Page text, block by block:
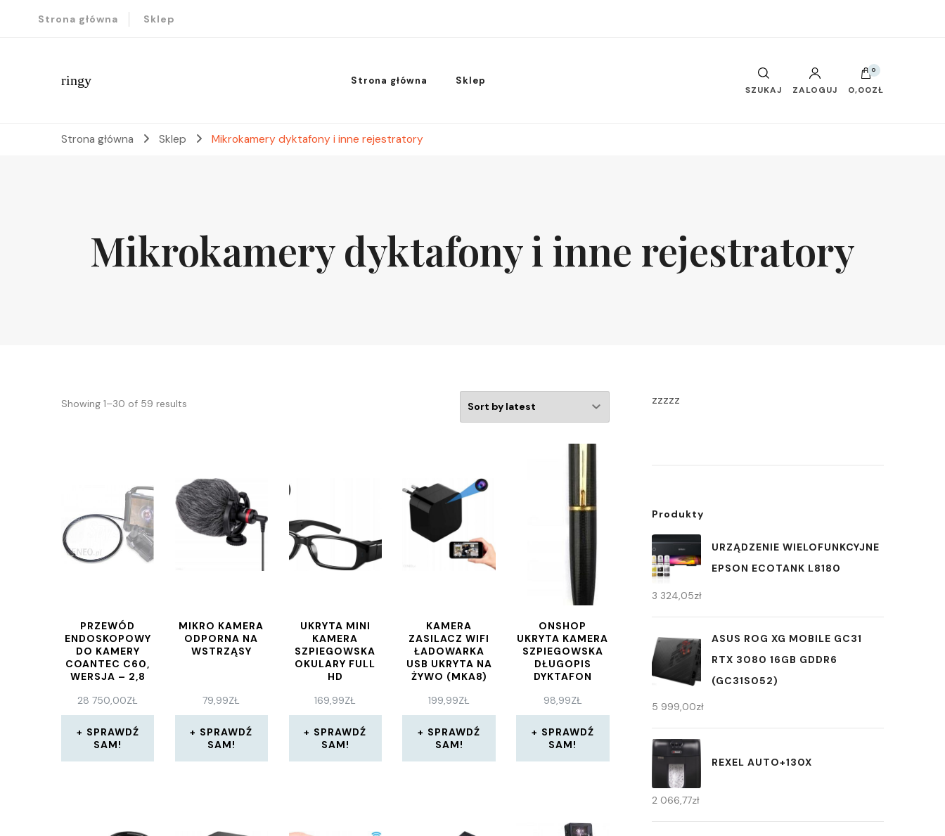
Strona główna Sklep
ringy Strona główna Sklep
SZUKAJ ZALOGUJ
0
0,00ZŁ
Strona główna Sklep Mikrokamery dyktafony i inne rejestratory
Mikrokamery dyktafony i inne rejestratory
Showing 1–30 of 59 results
PRZEWÓD
ENDOSKOPOWY
DO KAMERY
COANTEC C60,
WERSJA – 2,8
(2820)
28 750,00ZŁ
SPRAWDŹ
SAM!
MIKRO KAMERA
ODPORNA NA
WSTRZĄSY
79,99ZŁ
SPRAWDŹ
SAM!
UKRYTA MINI
KAMERA
SZPIEGOWSKA
OKULARY FULL
HD
169,99ZŁ
SPRAWDŹ
SAM!
KAMERA
ZASILACZ WIFI
ŁADOWARKA
USB UKRYTA NA
ŻYWO (MKA8)
199,99ZŁ
SPRAWDŹ
SAM!
ONSHOP
UKRYTA KAMERA
SZPIEGOWSKA
DŁUGOPIS
DYKTAFON
98,99ZŁ
SPRAWDŹ
SAM!
zzzzz
Produkty
URZĄDZENIE WIELOFUNKCYJNE
EPSON ECOTANK L8180
3 324,05zł
ASUS ROG XG MOBILE GC31
RTX 3080 16GB GDDR6
(GC31S052)
5 999,00zł
REXEL AUTO+130X
2 066,77zł